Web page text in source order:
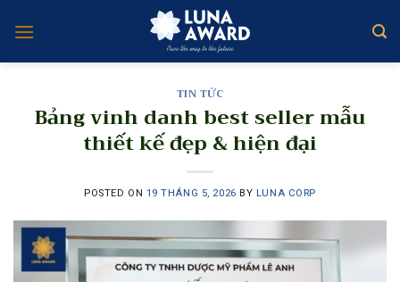
TIN TỨC
Bảng vinh danh best seller mẫu
thiết kế đẹp & hiện đại
POSTED ON 19 THÁNG 5, 2026 BY LUNA CORP